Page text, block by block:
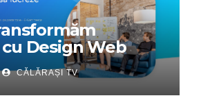
Design Web
– Partenerul tău
încredere
CĂLĂRAȘI TV